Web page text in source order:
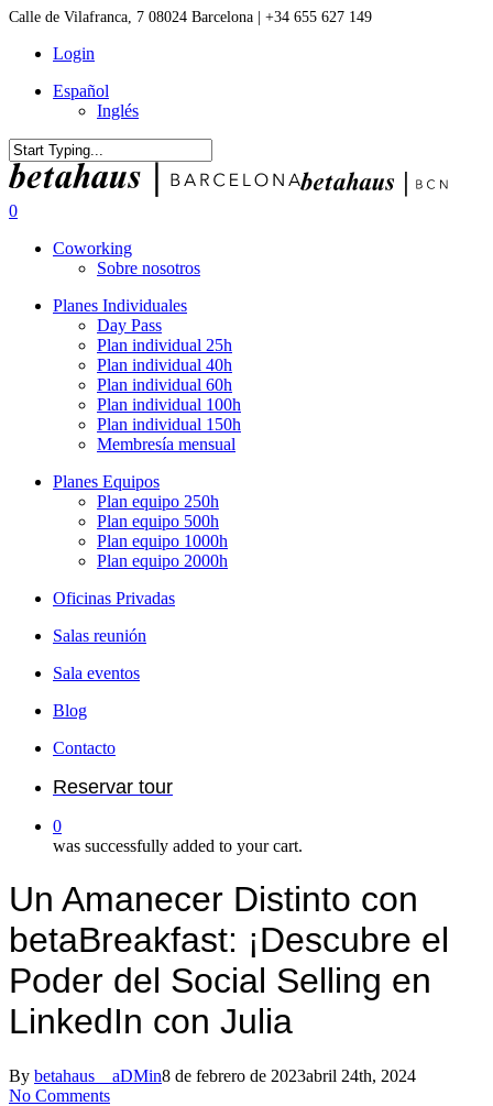
Skip
main
Calle de Vilafranca, 7 08024 Barcelona | +34 655 627 149
Login
Español
Inglés
Close
Search
0
Coworking
Sobre nosotros
Planes Individuales
Day Pass
Plan individual 25h
Plan individual 40h
Plan individual 60h
Plan individual 100h
Plan individual 150h
Membresía mensual
Planes Equipos
Plan equipo 250h
Plan equipo 500h
Plan equipo 1000h
Plan equipo 2000h
Oficinas Privadas
Salas reunión
Sala eventos
Blog
Contacto
Reservar tour
0
was successfully added to your cart.
Un Amanecer Distinto con
betaBreakfast: ¡Descubre el
Poder del Social Selling en
LinkedIn con Julia
By betahaus__aDMin8 de febrero de 2023abril 24th, 2024
No Comments